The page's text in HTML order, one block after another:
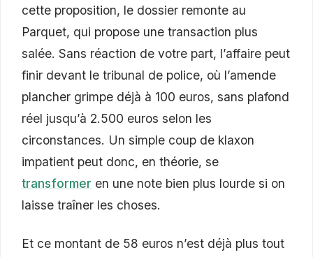
cette proposition, le dossier remonte au
Parquet, qui propose une transaction plus
salée. Sans réaction de votre part, l’affaire peut
finir devant le tribunal de police, où l’amende
plancher grimpe déjà à 100 euros, sans plafond
réel jusqu’à 2.500 euros selon les
circonstances. Un simple coup de klaxon
impatient peut donc, en théorie, se
transformer en une note bien plus lourde si on
laisse traîner les choses.
Et ce montant de 58 euros n’est déjà plus tout